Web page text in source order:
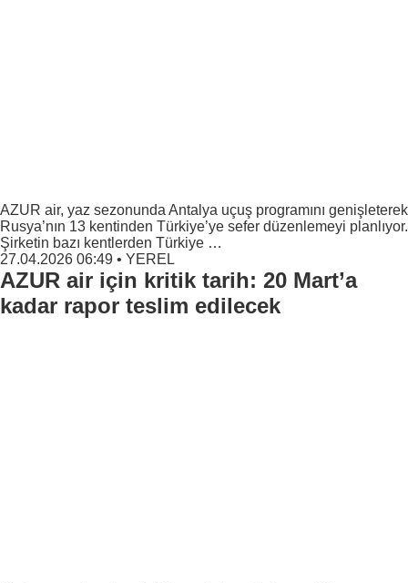
AZUR air, yaz sezonunda Antalya uçuş programını genişleterek
Rusya’nın 13 kentinden Türkiye’ye sefer düzenlemeyi planlıyor.
Şirketin bazı kentlerden Türkiye …
27.04.2026 06:49 • YEREL
AZUR air için kritik tarih: 20 Mart’a
kadar rapor teslim edilecek